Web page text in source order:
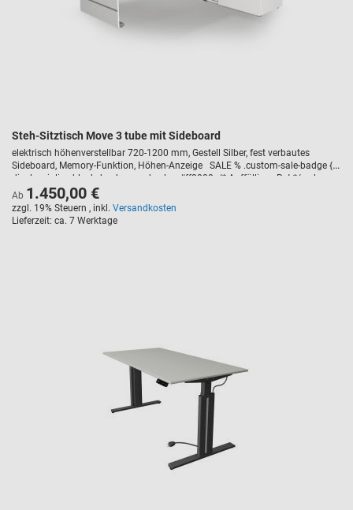
Steh-Sitztisch Move 3 tube mit Sideboard
elektrisch höhenverstellbar 720-1200 mm, Gestell Silber, fest verbautes
Sideboard, Memory-Funktion, Höhen-Anzeige SALE % .custom-sale-badge {
display: inline-block; background-color: #ff0000; /* Auffälliges Rot */ color:
#ffffff; /* Weiße Schrift */ font-weight: bold; text-transform: uppercase;
padding: 5px 10px; border-radius: 3px; font-size: 14px; margin-bottom: 10px;
letter-spacing: 1px; }
Ab 1.450,00 €
zzgl. 19% Steuern , inkl. Versandkosten
Lieferzeit ca. 7 Werktage